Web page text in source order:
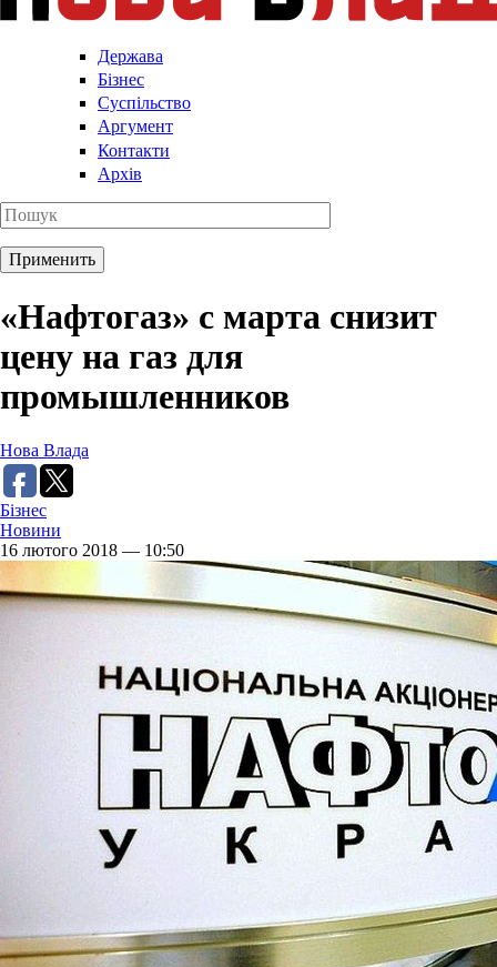
Держава
Бізнес
Суспільство
Аргумент
Контакти
Архів
«Нафтогаз» с марта снизит
цену на газ для
промышленников
Нова Влада
Бізнес
Новини
16 лютого 2018 — 10:50